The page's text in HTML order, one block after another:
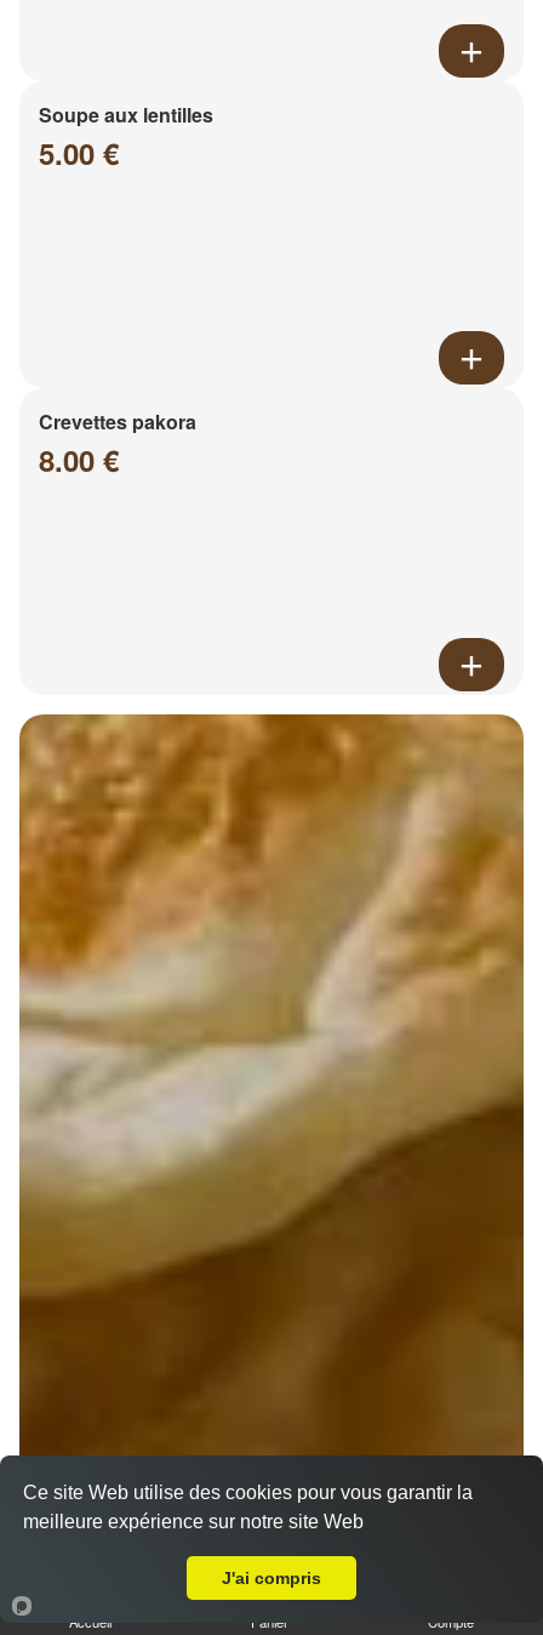
Soupe aux lentilles
5.00 €
Crevettes pakora
8.00 €
Accueil Panier Compte
Ce site Web utilise des cookies pour vous garantir la
meilleure expérience sur notre site Web
J'ai compris